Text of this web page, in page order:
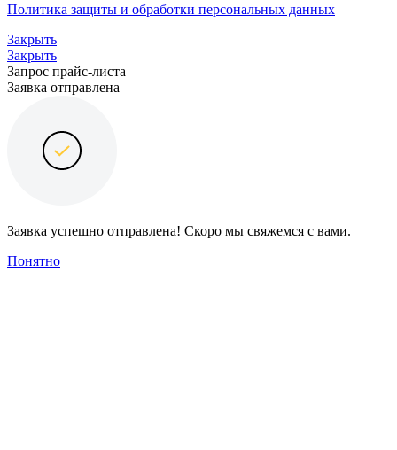
Политика защиты и обработки персональных данных
Закрыть
Закрыть
Запрос прайс-листа
Заявка отправлена
Заявка успешно отправлена! Скоро мы свяжемся с вами.
Понятно